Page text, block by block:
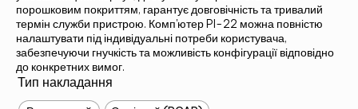
порошковим покриттям, гарантує довговічність та тривалий
термін служби пристрою. Комп'ютер PI-22 можна повністю
налаштувати під індивідуальні потреби користувача,
забезпечуючи гнучкість та можливість конфігурації відповідно
до конкретних вимог.
Тип накладання